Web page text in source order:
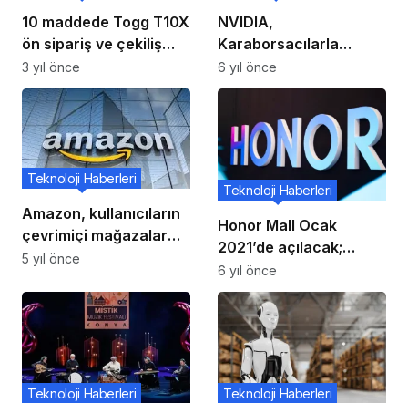
10 maddede Togg T10X
ön sipariş ve çekiliş
süreci
3 yıl önce
NVIDIA,
Karaborsacılarla
Mücadele Etmek İçin
RTX 3080 Siparişlerini
Manuel Olarak
İnceliyor!
6 yıl önce
Amazon, kullanıcıların
çevrimiçi mağazalar
açmasına olanak
olan Selz’i satın aldı
Teknoloji Haberleri
5 yıl önce
Honor Mall Ocak
2021’de açılacak;
HONOR markalı ürünler
ve hizmetler sunacak
Teknoloji Haberleri
6 yıl önce
Teknoloji Haberleri Teknoloji Haberleri